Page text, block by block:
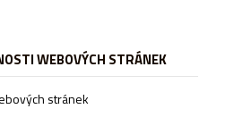
WEBOVÝCH STRÁNEK
stránek